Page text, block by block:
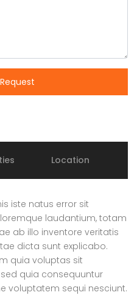
Location
iste natus error sit
laudantium, totam
ab illo inventore veritatis
dicta sunt explicabo.
quia voluptas sit
quia consequuntur
voluptatem sequi nesciunt.